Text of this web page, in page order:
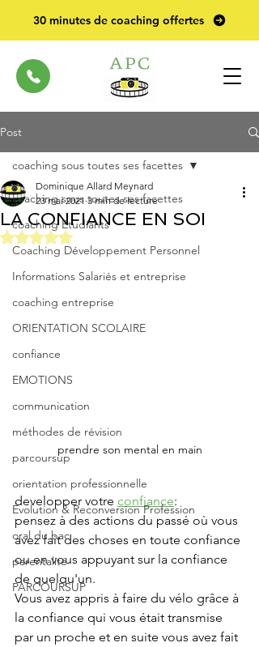
30 minutes de coaching offertes
Post
coaching sous toutes ses facettes
coaching Etudiants
Coaching Développement Personnel
Informations Salariés et entreprise
coaching entreprise
ORIENTATION SCOLAIRE
confiance
EMOTIONS
communication
méthodes de révision
parcoursup
orientation professionnelle
Évolution & Reconversion Profession
oral du bac
parentalité
PARCOURSUP
coaching sous toutes ses facettes
LA CONFIANCE EN SOI
Dominique Allard Meynard
23 mai 2021 3 min de lecture
Noté NaN étoiles sur 5.
prendre son mental en main
developper votre confiance:
pensez à des actions du passé où vous
avez fait des choses en toute confiance
ou en vous appuyant sur la confiance
de quelqu'un.
Vous avez appris à faire du vélo grâce à
la confiance qui vous était transmise
par un proche et en suite vous avez fait